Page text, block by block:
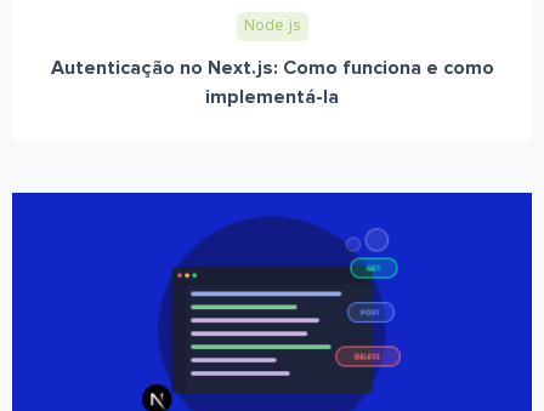
Node.js
Autenticação no Next.js: Como funciona e como
implementá-la